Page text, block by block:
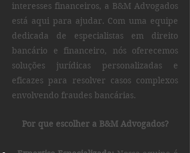
interesses financeiros, a B&M Advogados
está aqui para ajudar. Com uma equipe
dedicada de especialistas em direito
bancário e financeiro, nós oferecemos
soluções jurídicas personalizadas e
eficazes para resolver casos complexos
envolvendo fraudes bancárias.
Por que escolher a B&M Advogados?